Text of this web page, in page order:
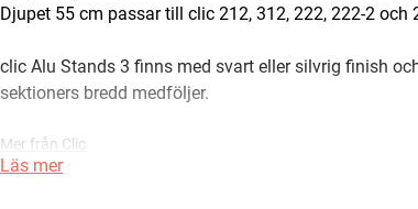
Djupet 55 cm passar till clic 212, 312, 222, 222-2 och
clic Alu Stands 3 finns med svart eller silvrig finish
sektioners bredd medföljer.
Mer från Clic
Läs mer